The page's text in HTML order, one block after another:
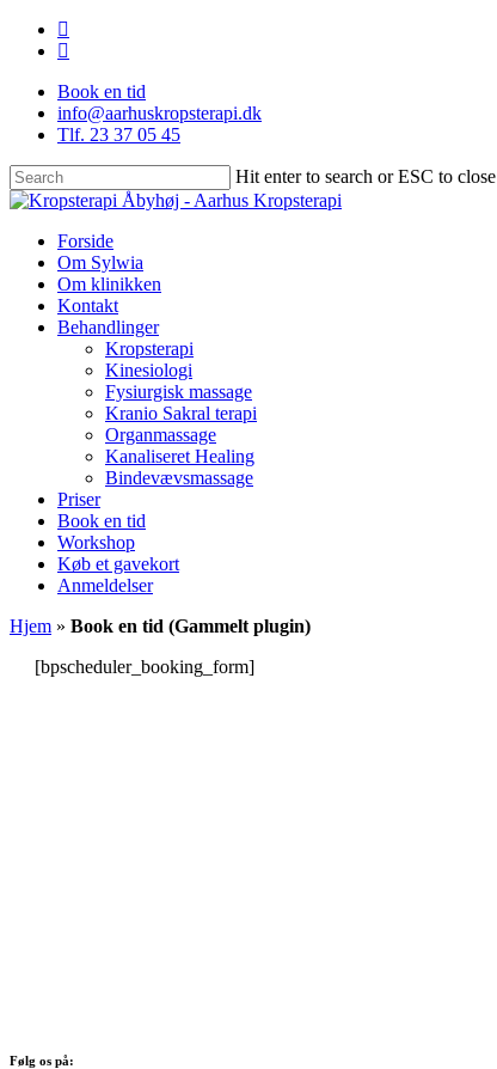
Skip
content
facebook
instagram
Book en tid
info@aarhuskropsterapi.dk
Tlf. 23 37 05 45
Hit enter to search or ESC to close
Close
Menu
Forside
Om Sylwia
Om klinikken
Kontakt
Behandlinger
Kropsterapi
Kinesiologi
Fysiurgisk massage
Kranio Sakral terapi
Organmassage
Kanaliseret Healing
Bindevævsmassage
Priser
Book en tid
Workshop
Køb et gavekort
Anmeldelser
Hjem » Book en tid (Gammelt plugin)
[bpscheduler_booking_form]
Følg os på: